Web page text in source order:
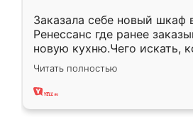
Заказала себе новый шкаф
Ренессанс где ранее
новую кухню.Чего искать,
вполне довольна. Служит
два года, нареканий нет.
Читать полностью